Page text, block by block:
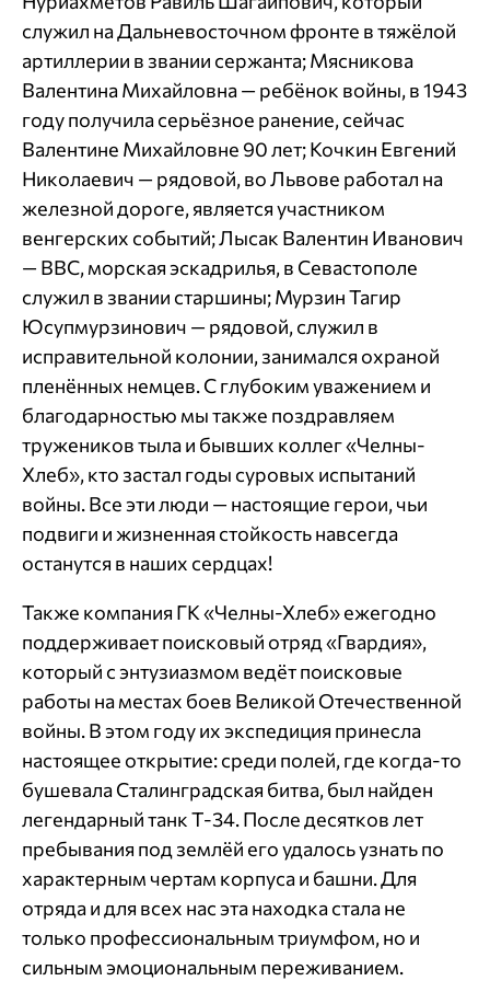
служил на Дальневосточном фронте в тяжёлой
артиллерии в звании сержанта; Мясникова
Валентина Михайловна — ребёнок войны, в 1943
году получила серьёзное ранение, сейчас
Валентине Михайловне 90 лет; Кочкин Евгений
Николаевич — рядовой, во Львове работал на
железной дороге, является участником
венгерских событий; Лысак Валентин Иванович
— ВВС, морская эскадрилья, в Севастополе
служил в звании старшины; Мурзин Тагир
Юсупмурзинович — рядовой, служил в
исправительной колонии, занимался охраной
пленённых немцев. С глубоким уважением и
благодарностью мы также поздравляем
тружеников тыла и бывших коллег «Челны-
Хлеб», кто застал годы суровых испытаний
войны. Все эти люди — настоящие герои, чьи
подвиги и жизненная стойкость навсегда
останутся в наших сердцах!
Также компания ГК «Челны-Хлеб» ежегодно
поддерживает поисковый отряд «Гвардия»,
который с энтузиазмом ведёт поисковые
работы на местах боев Великой Отечественной
войны. В этом году их экспедиция принесла
настоящее открытие: среди полей, где когда-то
бушевала Сталинградская битва, был найден
легендарный танк Т-34. После десятков лет
пребывания под землёй его удалось узнать по
характерным чертам корпуса и башни. Для
отряда и для всех нас эта находка стала не
только профессиональным триумфом, но и
сильным эмоциональным переживанием.